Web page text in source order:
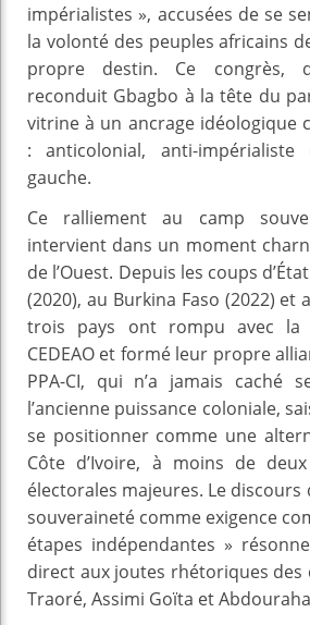
impérialistes », accusées de se
la volonté des peuples africains
propre destin. Ce congrès,
reconduit Gbagbo à la tête du
vitrine à un ancrage idéologique
: anticolonial, anti-
gauche.
Ce ralliement au camp
intervient dans un moment
de l’Ouest. Depuis les coups
(2020), au Burkina Faso (2022) et
trois pays ont rompu avec la
CEDEAO et formé leur propre
PPA-CI, qui n’a jamais caché
l’ancienne puissance coloniale,
se positionner comme une
Côte d’Ivoire, à moins de deux
électorales majeures. Le discours
souveraineté comme exigence
étapes indépendantes »
direct aux joutes rhétoriques des
Traoré, Assimi Goïta et